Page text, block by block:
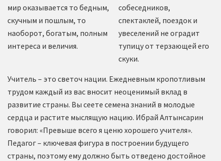
мир оказывается то бедным,
скучным и пошлым, то
наоборот, богатым, полным
интереса и величия.
собеседников,
спектаклей, поездок и
увеселений не оградит
тупицу от терзающей его
скуки.
Учитель – это светоч нации. Ежедневным кропотливым
трудом каждый из вас вносит неоценимый вклад в
развитие страны. Вы сеете семена знаний в молодые
сердца и растите мыслящую нацию. Ибрай Алтынсарин
говорил: «Превыше всего я ценю хорошего учителя».
Педагог – ключевая фигура в построении будущего
страны, поэтому ему должно быть отведено достойное